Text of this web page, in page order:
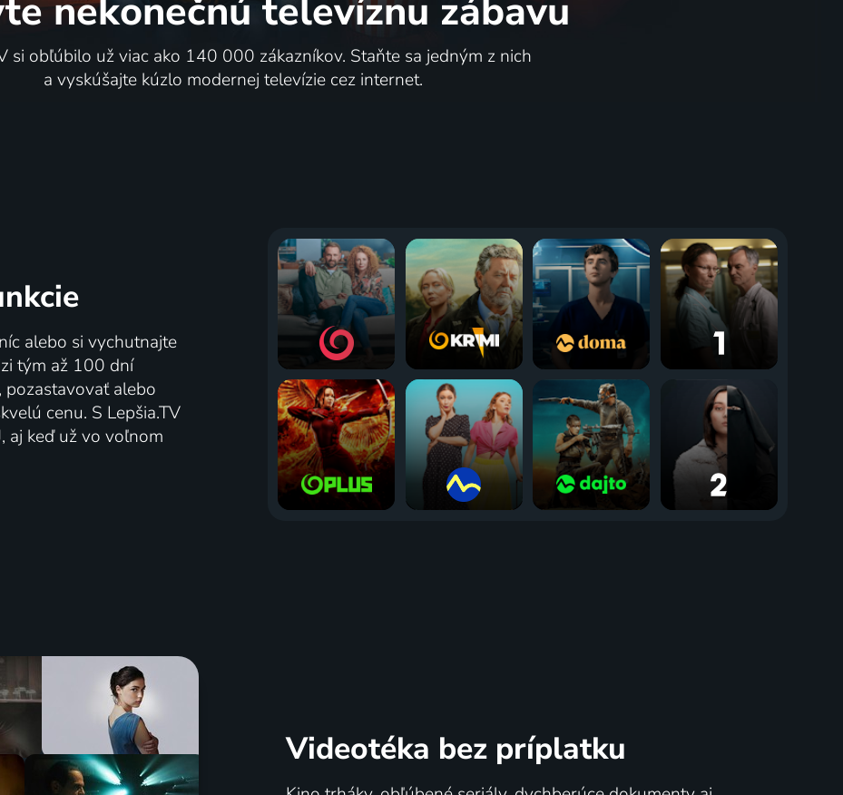
nekonečnú televíznu zábavu
si obľúbilo už viac ako 140 000 zákazníkov. Staňte sa jedným z nich
a vyskúšajte kúzlo modernej televízie cez internet.
alebo si vychutnajte
tým až 100 dní
alebo
cenu. S Lepšia.TV
aj keď už vo voľnom
Videotéka bez príplatku